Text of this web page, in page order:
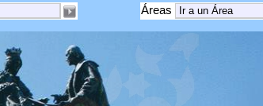
Áreas